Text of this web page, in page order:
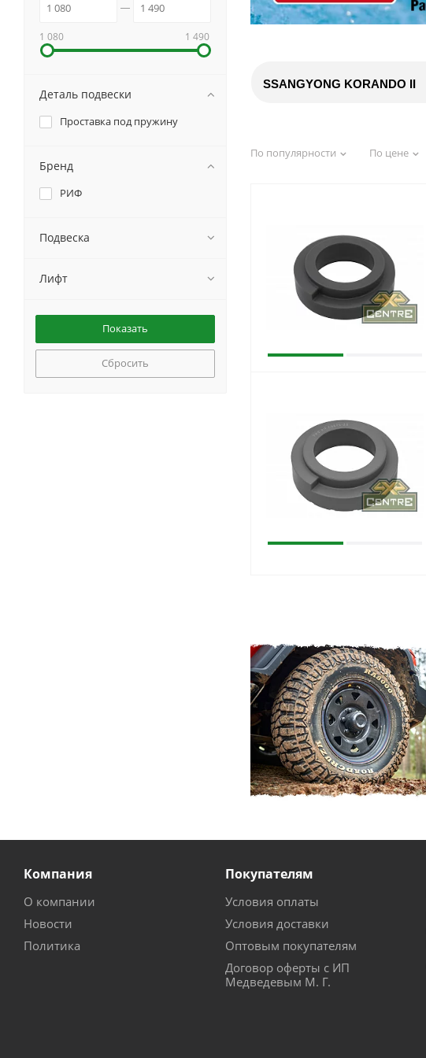
SSANGYONG KORANDO II
По популярности По цене
1 080 1 490
Деталь подвески
Проставка под пружину
Бренд
РИФ
Подвеска
Лифт
Сбросить
Компания
О компании
Новости
Политика
Покупателям
Условия оплаты
Условия доставки
Оптовым покупателям
Договор оферты с ИП
Медведевым М. Г.